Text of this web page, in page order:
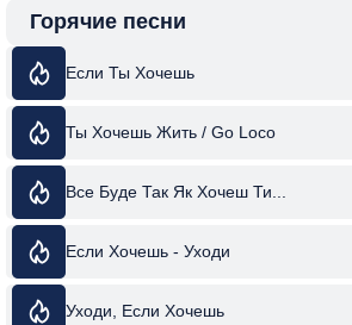
Горячие песни
Если Ты Хочешь
Ты Хочешь Жить / Go Loco
Все Буде Так Як Хочеш Ти...
Если Хочешь - Уходи
Уходи, Если Хочешь